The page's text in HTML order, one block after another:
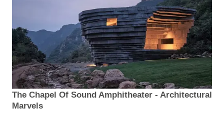
The Chapel Of Sound Amphitheater - Architectural
Marvels